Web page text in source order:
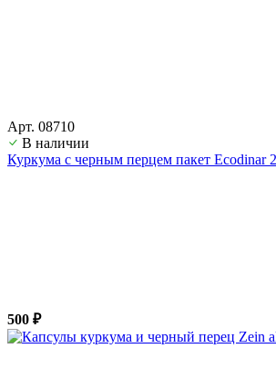
Арт. 08710
В наличии
Куркума с черным перцем пакет Ecodinar
500 ₽